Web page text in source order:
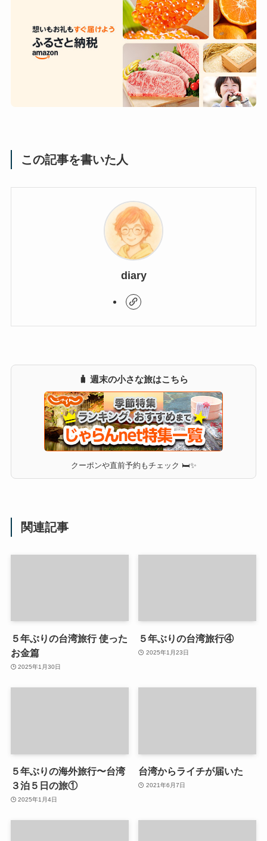
この記事を書いた人
diary
🧳 週末の小さな旅はこちら
クーポンや直前予約もチェック 🛏✨
関連記事
５年ぶりの台湾旅行 使った
お金篇
2025年1月30日
５年ぶりの台湾旅行④
2025年1月23日
５年ぶりの海外旅行〜台湾
３泊５日の旅①
2025年1月4日
台湾からライチが届いた
2021年6月7日